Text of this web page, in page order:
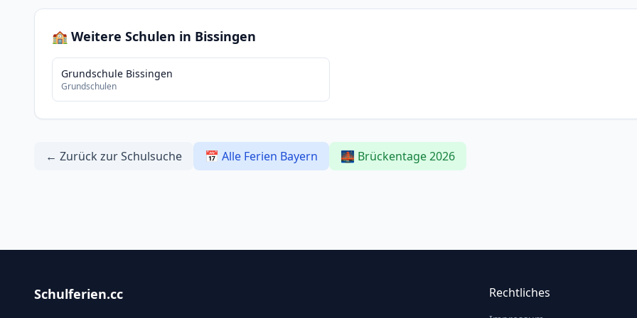
🏫 Weitere Schulen in Bissingen
Grundschule Bissingen
Grundschulen
← Zurück zur Schulsuche 📅 Alle Ferien Bayern 🌉 Brückentage 2026
Schulferien.cc Rechtliches